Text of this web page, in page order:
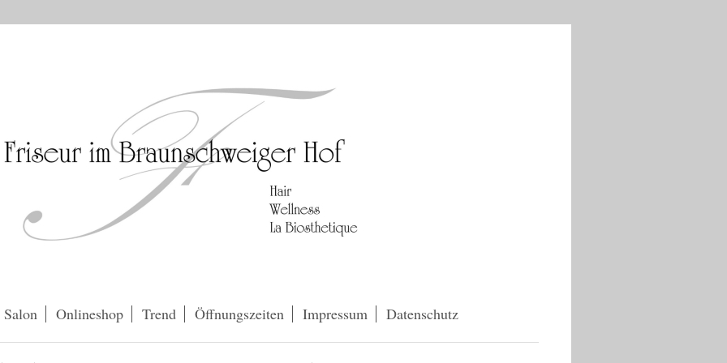
Onlineshop Trend Öffnungszeiten Impressum Datenschutz